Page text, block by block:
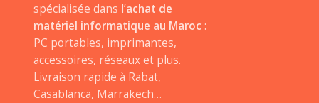
spécialisée dans l’achat de
matériel informatique au Maroc :
PC portables, imprimantes,
accessoires, réseaux et plus.
Livraison rapide à Rabat,
Casablanca, Marrakech…